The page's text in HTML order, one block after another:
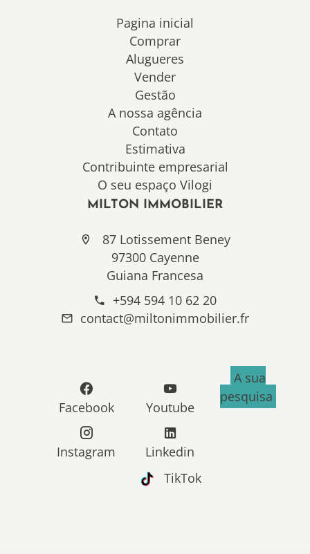
Pagina inicial
Comprar
Alugueres
Vender
Gestão
A nossa agência
Contato
Estimativa
Contribuinte empresarial
O seu espaço Vilogi
MILTON IMMOBILIER
87 Lotissement Beney
97300 Cayenne
Guiana Francesa
+594 594 10 62 20
contact@miltonimmobilier.fr
Facebook
Instagram
Youtube
Linkedin
TikTok
A sua
pesquisa